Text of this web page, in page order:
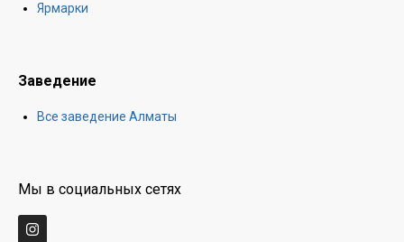
Ярмарки
Заведение
Все заведение Алматы
Мы в социальных сетях